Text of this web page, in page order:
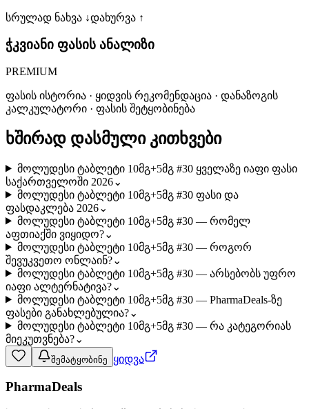
სრულად ნახვა ↓დახურვა ↑
ჭკვიანი ფასის ანალიზი
PREMIUM
ფასის ისტორია · ყიდვის რეკომენდაცია · დანაზოგის
კალკულატორი · ფასის შეტყობინება
ხშირად დასმული კითხვები
მოლუდესი ტაბლეტი 10მგ+5მგ #30 ყველაზე იაფი ფასი
საქართველოში 2026⌄
მოლუდესი ტაბლეტი 10მგ+5მგ #30 ფასი და
ფასდაკლება 2026⌄
მოლუდესი ტაბლეტი 10მგ+5მგ #30 — რომელ
აფთიაქში ვიყიდო?⌄
მოლუდესი ტაბლეტი 10მგ+5მგ #30 — როგორ
შევუკვეთო ონლაინ?⌄
მოლუდესი ტაბლეტი 10მგ+5მგ #30 — არსებობს უფრო
იაფი ალტერნატივა?⌄
მოლუდესი ტაბლეტი 10მგ+5მგ #30 — PharmaDeals-ზე
ფასები განახლებულია?⌄
მოლუდესი ტაბლეტი 10მგ+5მგ #30 — რა კატეგორიას
მიეკუთვნება?⌄
შემატყობინე ყიდვა
PharmaDeals